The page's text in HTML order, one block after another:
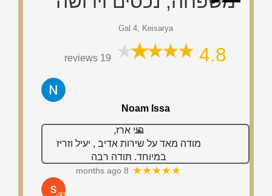
רוצה להמליץ מכל הלב על עו״ד יצחק‑ארז
קרט שליווה אותי לאורך כל הדרך. הוא היה
מקצועי, סבלני, ותמיד העניק לי תחושת
More